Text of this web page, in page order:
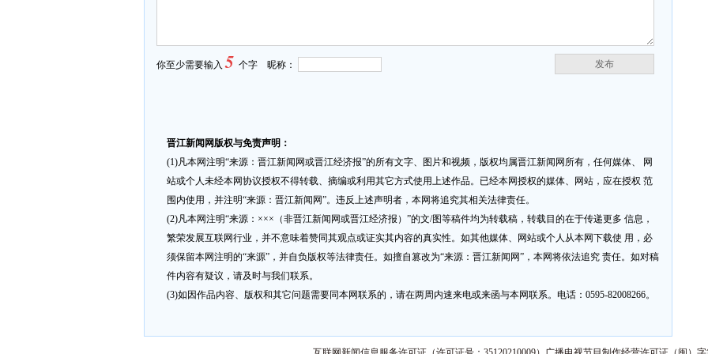
发布
你至少需要输入5 个字 昵称：
晋江新闻网版权与免责声明：
(1)凡本网注明“来源：晋江新闻网或晋江经济报”的所有文字、图片和视频，版权均属晋江新闻网所有，任何媒体、 网
站或个人未经本网协议授权不得转载、摘编或利用其它方式使用上述作品。已经本网授权的媒体、网站，应在授权 范
围内使用，并注明“来源：晋江新闻网”。违反上述声明者，本网将追究其相关法律责任。
(2)凡本网注明“来源：×××（非晋江新闻网或晋江经济报）”的文/图等稿件均为转载稿，转载目的在于传递更多 信息，
繁荣发展互联网行业，并不意味着赞同其观点或证实其内容的真实性。如其他媒体、网站或个人从本网下载使 用，必
须保留本网注明的“来源”，并自负版权等法律责任。如擅自篡改为“来源：晋江新闻网”，本网将依法追究 责任。如对稿
件内容有疑议，请及时与我们联系。
(3)如因作品内容、版权和其它问题需要同本网联系的，请在两周内速来电或来函与本网联系。电话：0595-82008266。